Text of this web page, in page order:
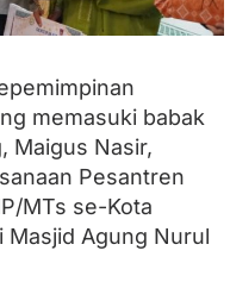
memasuki babak
Maigus Nasir,
Pesantren
MTs se-Kota
Masjid Agung Nurul